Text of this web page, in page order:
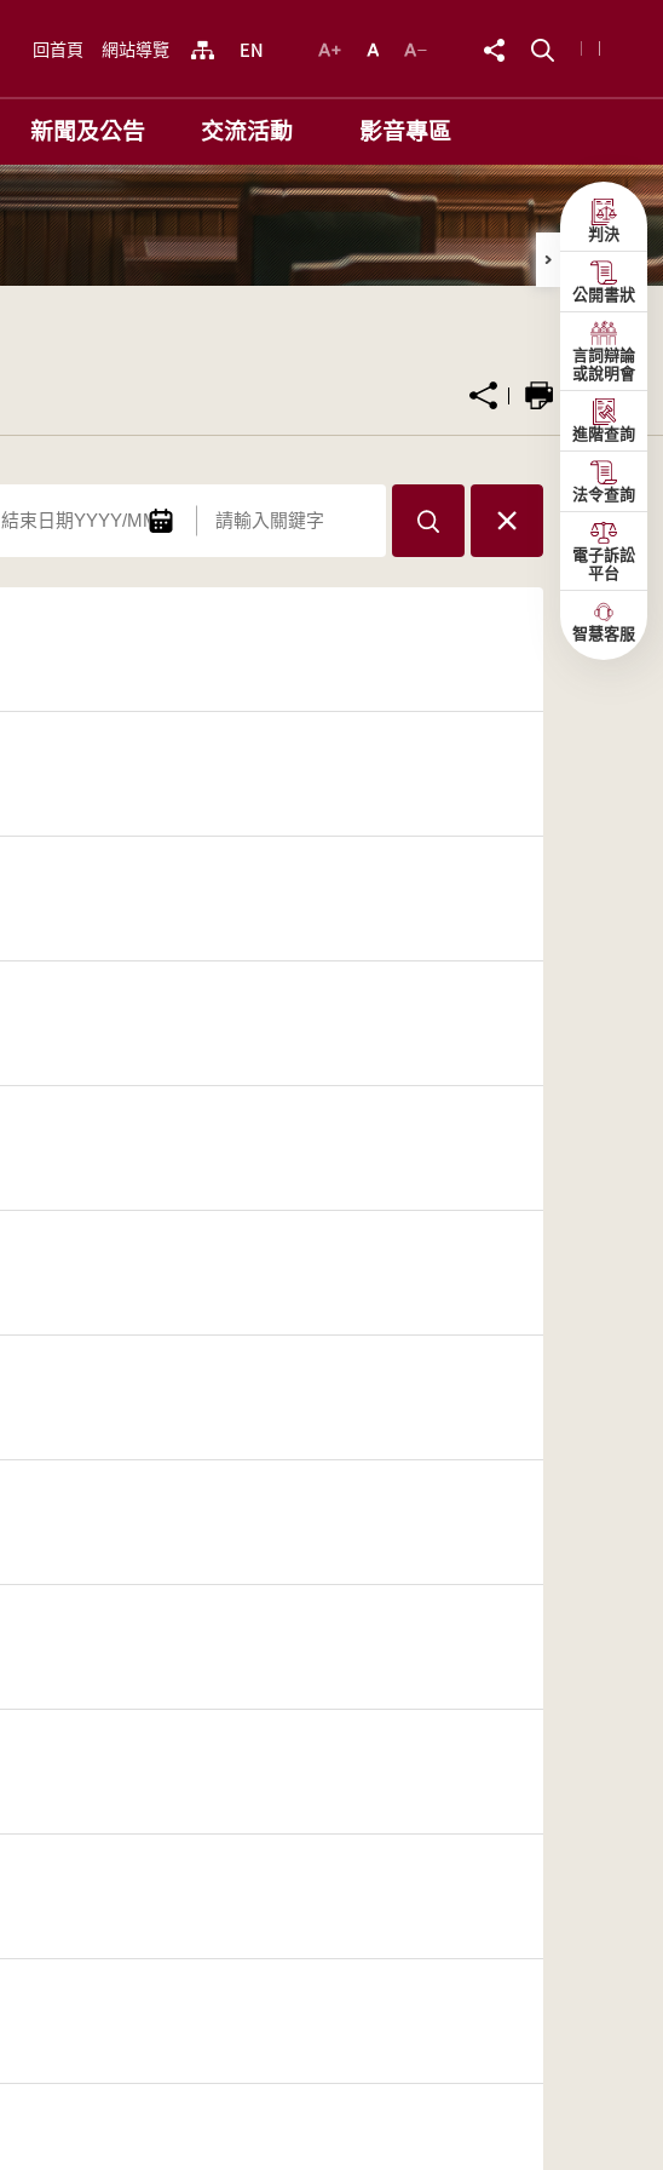
回首頁 網站導覽
新聞及公告 交流活動 影音專區
判決
公開書狀
言詞辯論
或說明會
進階查詢
法令查詢
電子訴訟
平台
智慧客服